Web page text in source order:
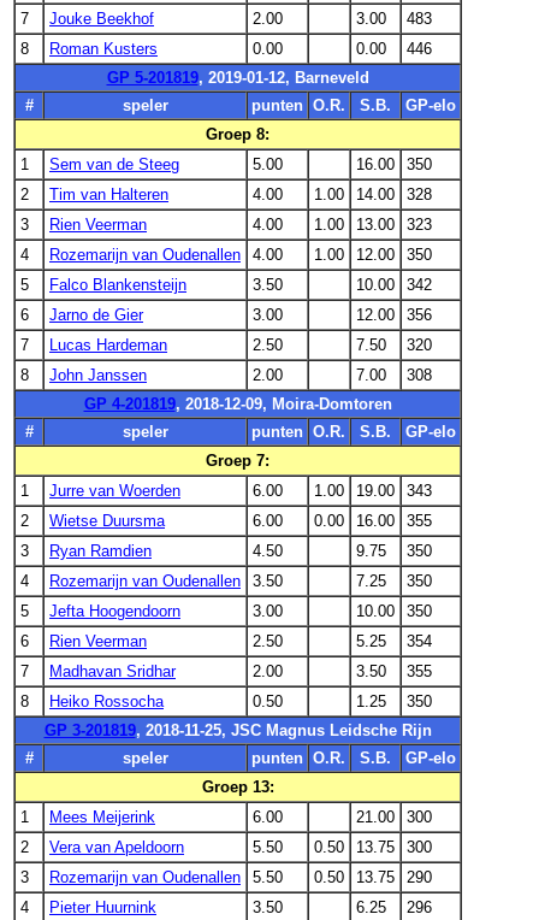
7
Jouke Beekhof 2.00 3.00
483
8
Roman Kusters 0.00 0.00
446
GP 5-201819, 2019-01-12, Barneveld
#
speler punten O.R. S.B.
GP-elo
Groep 8:
1
Sem van de Steeg 5.00 16.00
350
2
Tim van Halteren 4.00 1.00 14.00
328
3
Rien Veerman 4.00 1.00 13.00
323
4
Rozemarijn van Oudenallen 4.00 1.00 12.00
350
5
Falco Blankensteijn 3.50 10.00
342
6
Jarno de Gier 3.00 12.00
356
7
Lucas Hardeman 2.50 7.50
320
8
John Janssen 2.00 7.00
308
GP 4-201819, 2018-12-09, Moira-Domtoren
#
speler punten O.R. S.B.
GP-elo
Groep 7:
1
Jurre van Woerden 6.00 1.00 19.00
343
2
Wietse Duursma 6.00 0.00 16.00
355
3
Ryan Ramdien 4.50 9.75
350
4
Rozemarijn van Oudenallen 3.50 7.25
350
5
Jefta Hoogendoorn 3.00 10.00
350
6
Rien Veerman 2.50 5.25
354
7
Madhavan Sridhar 2.00 3.50
355
8
Heiko Rossocha 0.50 1.25
350
GP 3-201819, 2018-11-25, JSC Magnus Leidsche Rijn
#
speler punten O.R. S.B.
GP-elo
Groep 13:
1
Mees Meijerink 6.00 21.00
300
2
Vera van Apeldoorn 5.50 0.50 13.75
300
3
Rozemarijn van Oudenallen 5.50 0.50 13.75
290
4
Pieter Huurnink 3.50 6.25
296